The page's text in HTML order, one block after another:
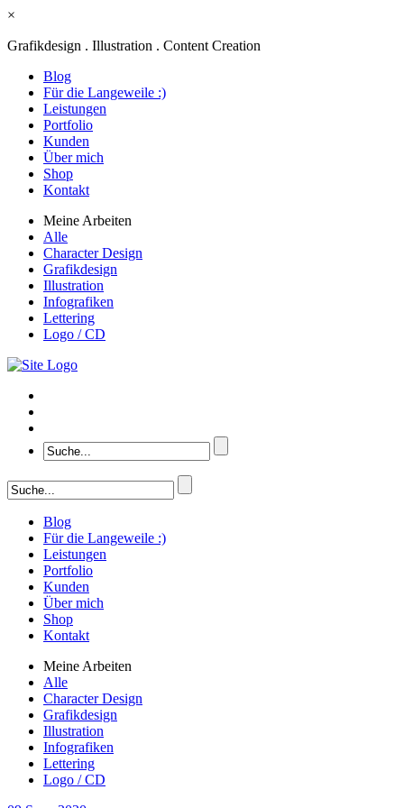
×
Grafikdesign . Illustration . Content Creation
Blog
Für die Langeweile :)
Leistungen
Portfolio
Kunden
Über mich
Shop
Kontakt
Meine Arbeiten
Alle
Character Design
Grafikdesign
Illustration
Infografiken
Lettering
Logo / CD
Blog
Für die Langeweile :)
Leistungen
Portfolio
Kunden
Über mich
Shop
Kontakt
Meine Arbeiten
Alle
Character Design
Grafikdesign
Illustration
Infografiken
Lettering
Logo / CD